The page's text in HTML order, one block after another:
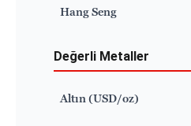
Hang Seng
Değerli Metaller
Altın (USD/oz)